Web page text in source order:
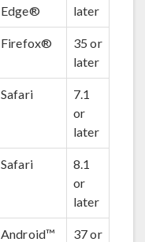
Edge®
later
Firefox®
35 or
later
Safari
7.1
or
later
Safari
8.1
or
later
Android™
37 or